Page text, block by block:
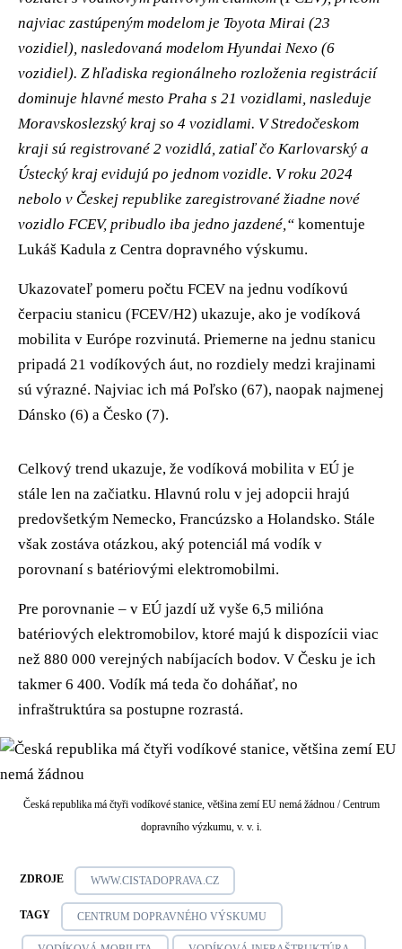
najviac zastúpeným modelom je Toyota Mirai (23
vozidiel), nasledovaná modelom Hyundai Nexo (6
vozidiel). Z hľadiska regionálneho rozloženia registrácií
dominuje hlavné mesto Praha s 21 vozidlami, nasleduje
Moravskoslezský kraj so 4 vozidlami. V Stredočeskom
kraji sú registrované 2 vozidlá, zatiaľ čo Karlovarský a
Ústecký kraj evidujú po jednom vozidle. V roku 2024
nebolo v Českej republike zaregistrované žiadne nové
vozidlo FCEV, pribudlo iba jedno jazdené,“ komentuje
Lukáš Kadula z Centra dopravného výskumu.
Ukazovateľ pomeru počtu FCEV na jednu vodíkovú
čerpaciu stanicu (FCEV/H2) ukazuje, ako je vodíková
mobilita v Európe rozvinutá. Priemerne na jednu stanicu
pripadá 21 vodíkových áut, no rozdiely medzi krajinami
sú výrazné. Najviac ich má Poľsko (67), naopak najmenej
Dánsko (6) a Česko (7).
Celkový trend ukazuje, že vodíková mobilita v EÚ je
stále len na začiatku. Hlavnú rolu v jej adopcii hrajú
predovšetkým Nemecko, Francúzsko a Holandsko. Stále
však zostáva otázkou, aký potenciál má vodík v
porovnaní s batériovými elektromobilmi.
Pre porovnanie – v EÚ jazdí už vyše 6,5 milióna
batériových elektromobilov, ktoré majú k dispozícii viac
než 880 000 verejných nabíjacích bodov. V Česku je ich
takmer 6 400. Vodík má teda čo doháňať, no
infraštruktúra sa postupne rozrastá.
Česká republika má čtyři vodíkové stanice, většina zemí EU nemá žádnou /Centrum
dopravního výzkumu, v. v. i.
ZDROJE WWW.CISTADOPRAVA.CZ
TAGY CENTRUM DOPRAVNÉHO VÝSKUMU